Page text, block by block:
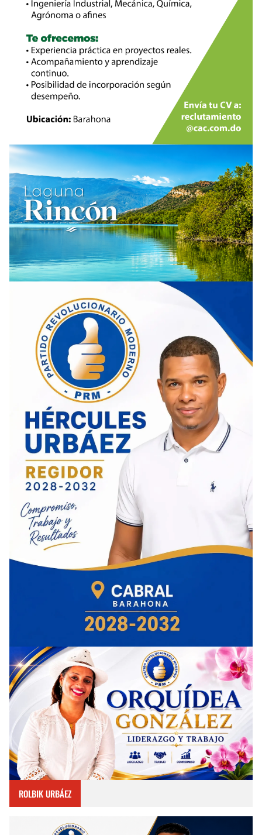
ROLBIK URBÁEZ